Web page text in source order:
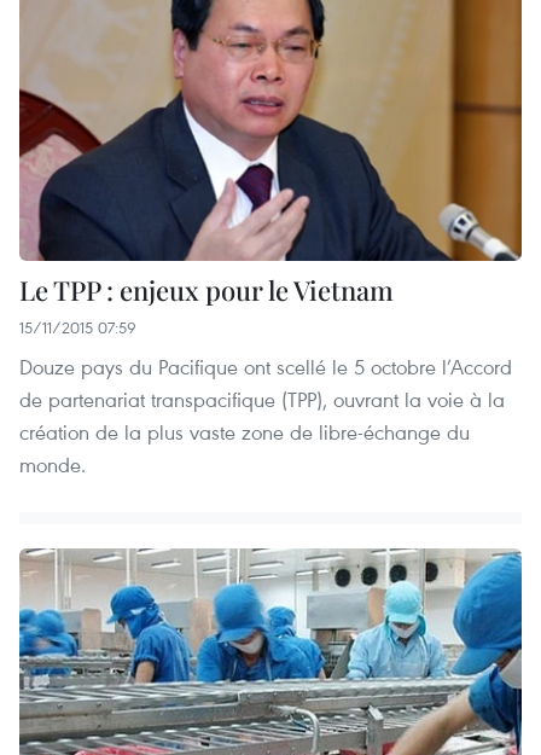
Le TPP : enjeux pour le Vietnam
15/11/2015 07:59
Douze pays du Pacifique ont scellé le 5 octobre l’Accord
de partenariat transpacifique (TPP), ouvrant la voie à la
création de la plus vaste zone de libre-échange du
monde.